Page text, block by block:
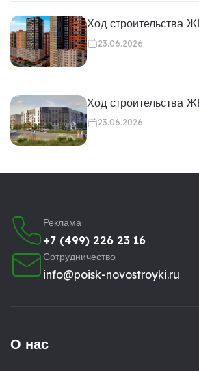
Ход строительства
23.06.2026
Ход строительства
23.06.2026
Реклама
+7 (499) 226 23 16
Сотрудничество
info@poisk-novostroyki.ru
О нас